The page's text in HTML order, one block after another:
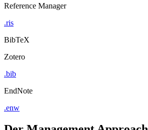
Reference Manager
.ris
BibTeX
Zotero
.bib
EndNote
.enw